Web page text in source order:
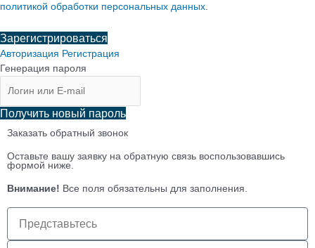
политикой обработки персональных данных
Зарегистрироваться
Авторизация Регистрация
Генерация пароля
Получить новый пароль
Заказать обратный звонок
Оставьте вашу заявку на обратную связь воспользовавшись
формой ниже.
Внимание! Все поля обязательны для заполнения.
клиента